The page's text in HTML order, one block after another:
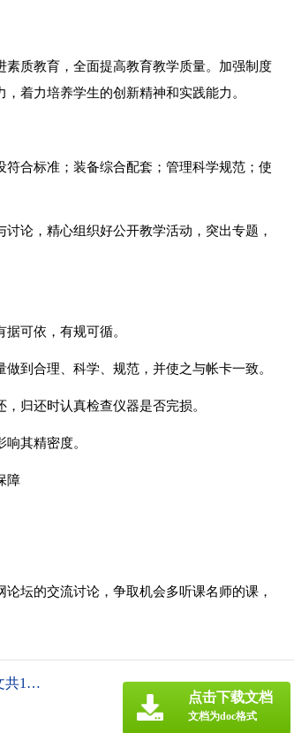
质教育，全面提高教育教学质量。加强制度
着力培养学生的创新精神和实践能力。
合标准；装备综合配套；管理科学规范；使
论，精心组织好公开教学活动，突出专题，
可依，有规可循。
到合理、科学、规范，并使之与帐卡一致。
归还时认真检查仪器是否完损。
其精密度。
障
坛的交流讨论，争取机会多听课名师的课，
《实验仪器室下半年工作计划（共2篇）[此文共1140字].doc》
点击下载文档
文档为doc格式